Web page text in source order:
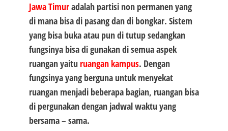
Jawa Timuradalah partisi non permanen yang
di mana bisa di pasang dan di bongkar. Sistem
yang bisa buka atau pun di tutup sedangkan
fungsinya bisa di gunakan di semua aspek
ruangan yaitu ruangan kampus. Dengan
fungsinya yang berguna untuk menyekat
ruangan menjadi beberapa bagian, ruangan bisa
di pergunakan dengan jadwal waktu yang
bersama – sama.